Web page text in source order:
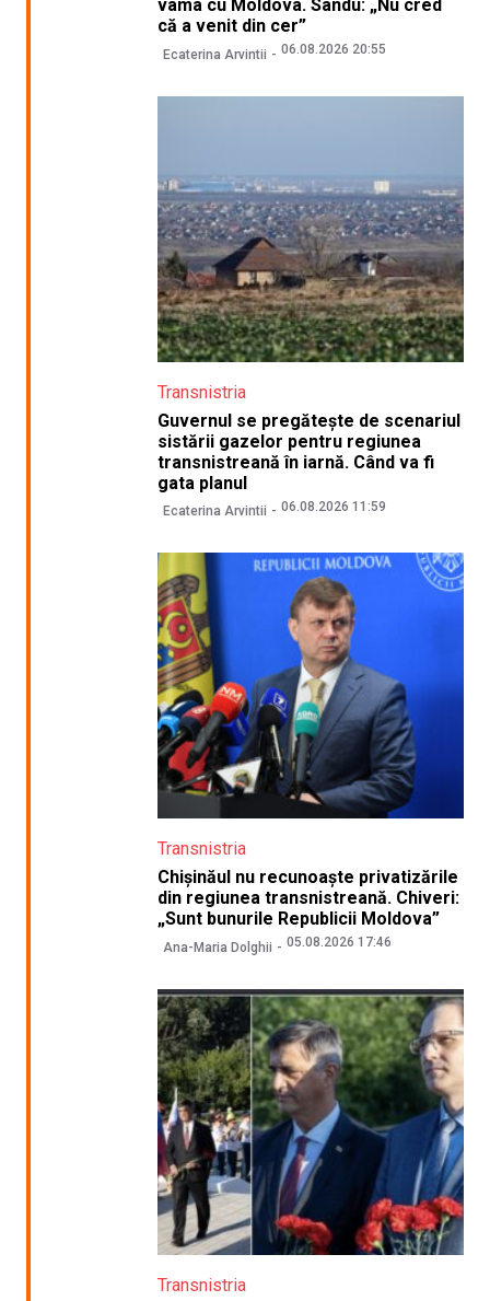
vama cu Moldova. Sandu: „Nu cred
că a venit din cer”
Ecaterina Arvintii 06.08.2026 20:55
Transnistria
Guvernul se pregătește de scenariul
sistării gazelor pentru regiunea
transnistreană în iarnă. Când va fi
gata planul
Ecaterina Arvintii 06.08.2026 11:59
Transnistria
Chișinăul nu recunoaște privatizările
din regiunea transnistreană. Chiveri:
„Sunt bunurile Republicii Moldova”
Ana-Maria Dolghii 05.08.2026 17:46
Transnistria